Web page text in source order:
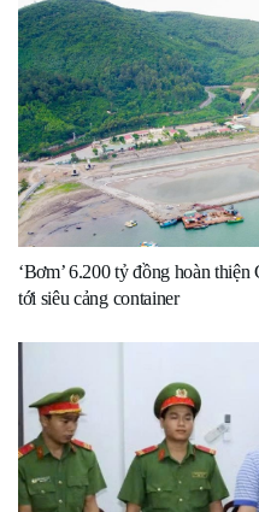
‘Bơm’ 6.200 tỷ đồng hoàn
tới siêu cảng container